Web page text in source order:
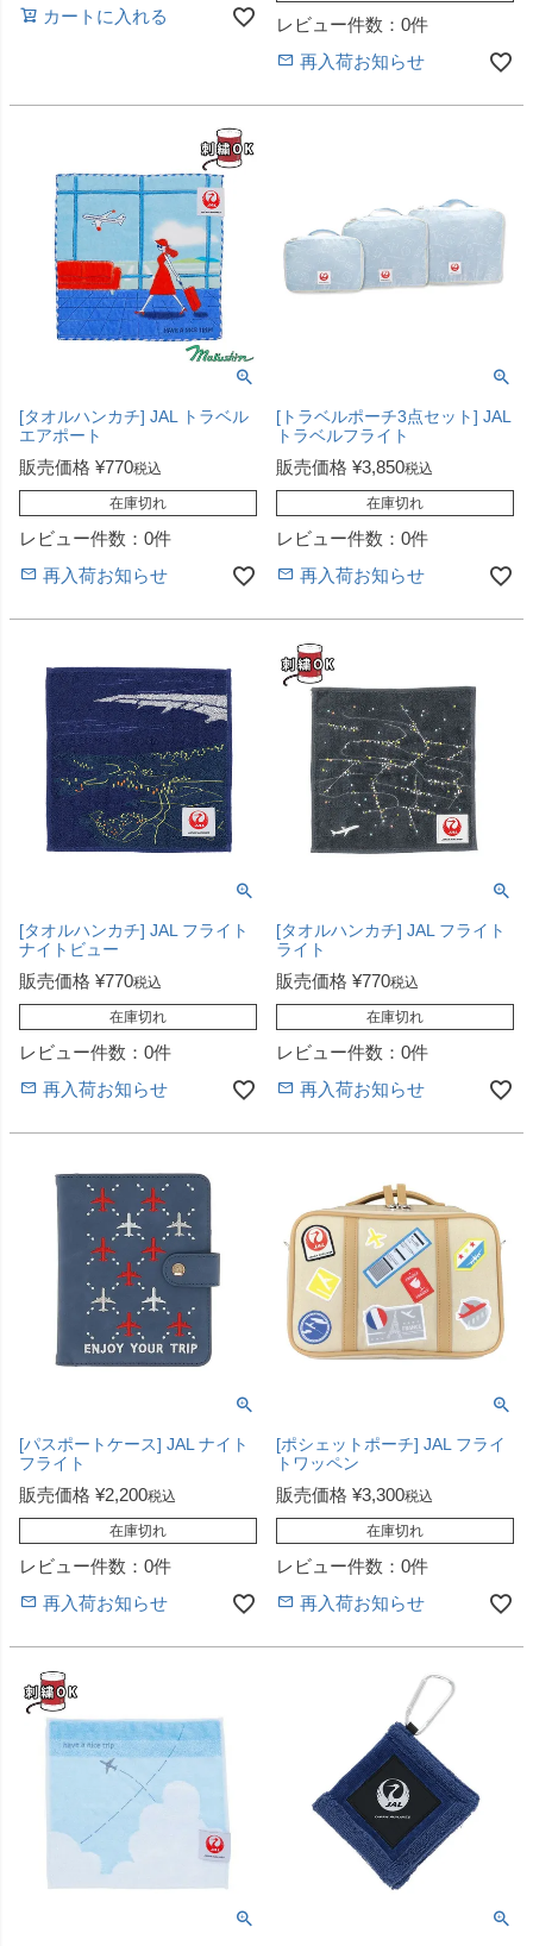
カートに入れる
レビュー件数：0件
再入荷お知らせ
[タオルハンカチ] JAL トラベル
エアポート
販売価格 ¥770税込
在庫切れ
レビュー件数：0件
再入荷お知らせ
[トラベルポーチ3点セット] JAL
トラベルフライト
販売価格 ¥3,850税込
在庫切れ
レビュー件数：0件
再入荷お知らせ
[タオルハンカチ] JAL フライト
ナイトビュー
販売価格 ¥770税込
在庫切れ
レビュー件数：0件
再入荷お知らせ
[タオルハンカチ] JAL フライト
ライト
販売価格 ¥770税込
在庫切れ
レビュー件数：0件
再入荷お知らせ
[パスポートケース] JAL ナイト
フライト
販売価格 ¥2,200税込
在庫切れ
レビュー件数：0件
再入荷お知らせ
[ポシェットポーチ] JAL フライ
トワッペン
販売価格 ¥3,300税込
在庫切れ
レビュー件数：0件
再入荷お知らせ